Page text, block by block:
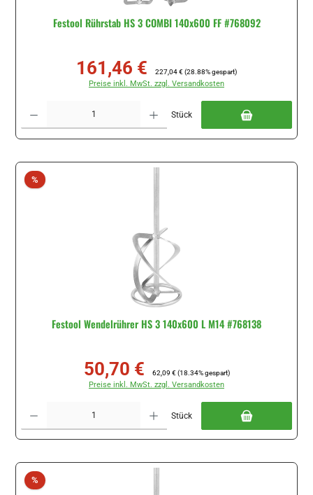
Festool Rührstab HS 3 COMBI 140x600 FF #768092
Verkaufspreis:
161,46 € Regulärer Preis:
227,04 € (28.88% gespart)
Preise inkl. MwSt. zzgl. Versandkosten
Stück
%Rabatt
Festool Wendelrührer HS 3 140x600 L M14 #768138
Verkaufspreis:
50,70 € 62,09 € (18.34% gespart)
Preise inkl. MwSt. zzgl. Versandkosten
Stück
%Rabatt